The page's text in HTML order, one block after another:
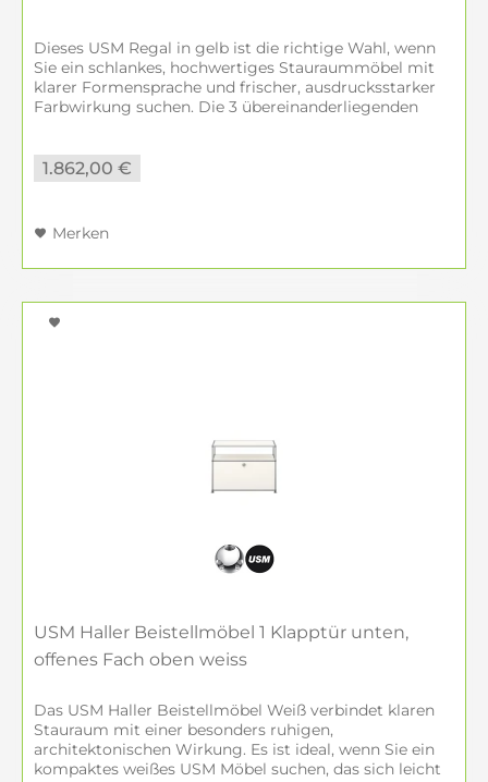
Dieses USM Regal in gelb ist die richtige Wahl, wenn
Sie ein schlankes, hochwertiges Stauraummöbel mit
klarer Formensprache und frischer, ausdrucksstarker
Farbwirkung suchen. Die 3 übereinanderliegenden
1.862,00 €
Merken
USM Haller Beistellmöbel 1 Klapptür unten,
offenes Fach oben weiss
Das USM Haller Beistellmöbel Weiß verbindet klaren
Stauraum mit einer besonders ruhigen,
architektonischen Wirkung. Es ist ideal, wenn Sie ein
kompaktes weißes USM Möbel suchen, das sich leicht